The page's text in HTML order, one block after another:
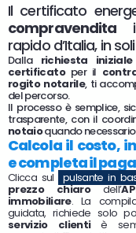
Il certificato
compravendita
rapido d’Italia, in soli
Dalla richiesta iniziale
certificatoper il
rogito notarile, ti
del percorso.
Il processo è semplice,
trasparente, con il
notaioquando
Calcola il costo,
e completa il
Clicca sul pulsante in
prezzo chiarodell’
immobiliare. La
guidata, richiede solo
servizio clientiè